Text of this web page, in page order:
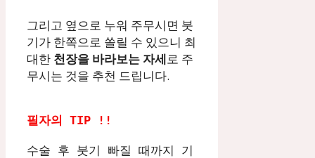
그리고 옆으로 누워 주무시면 붓
기가 한쪽으로 쏠릴 수 있으니 최
대한 천장을 바라보는 자세로 주
무시는 것을 추천 드립니다.
필자의 TIP !!
수술 후 붓기 빠질 때까지 기